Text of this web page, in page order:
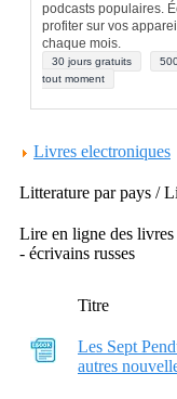
podcasts populaires.
profiter sur vos
chaque mois.
30 jours gratuits
tout moment
Livres electroniques
Litterature par pays /
Lire en ligne des livres
- écrivains russes
Titre
Les Sept
autres